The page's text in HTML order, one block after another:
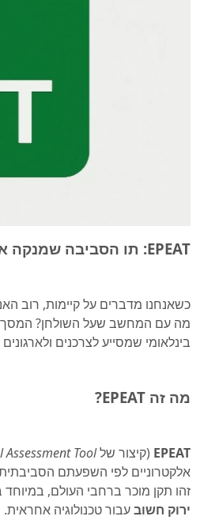
EPEAT: תו הסביבה שמנקה את עולם האלקטרוניקה
כשאנחנו מדברים על קיימות, רוב
מה עם המחשב שעל השולחן? המסך,
בינלאומי שמסייע לצרכנים
מה זה EPEAT?
EPEAT (קיצור שלTool
אלקטרוניים לפי השפעתם
זהו תקן מוכר ברחבי העולם,
ירוק חשובעבור טכנולוגיה אחראית.